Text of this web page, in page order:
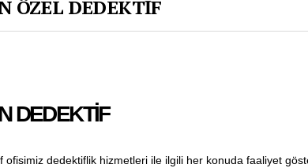
ÖZEL DEDEKTİF
DEDEKTİF
ofisimiz dedektiflik hizmetleri ile ilgili her konuda faaliyet